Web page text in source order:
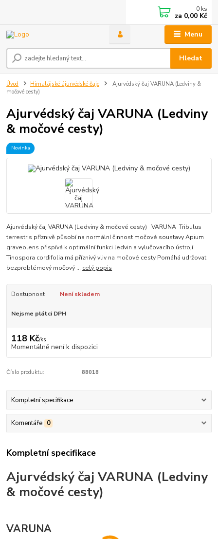
Menu
Hledat
0 ks
za 0,00 Kč
Úvod Himalájské ájurvédské čaje
Ajurvédský čaj VARUNA (Ledviny &
močové cesty)
Ajurvédský čaj VARUNA (Ledviny
& močové cesty)
Novinka
Ajurvédský čaj VARUNA (Ledviny & močové cesty) VARUNA Tribulus
terrestris příznivě působí na normální činnost močové soustavy Apium
graveolens přispívá k optimální funkci ledvin a vylučovacího ústrojí
Tinospora cordifolia má příznivý vliv na močové cesty Pomáhá udržovat
bezproblémový močový ... celý popis
Dostupnost Není skladem
Nejsme plátci DPH
118 Kč/ks
Momentálně není k dispozici
Číslo produktu: 88018
Kompletní specifikace
Komentáře 0
Kompletní specifikace
Ajurvédský čaj VARUNA (Ledviny
& močové cesty)
VARUNA